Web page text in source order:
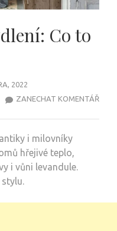
Co to
2022
ZANECHAT KOMENTÁŘNA
i milovníky
hřejivé teplo,
i vůni levandule.